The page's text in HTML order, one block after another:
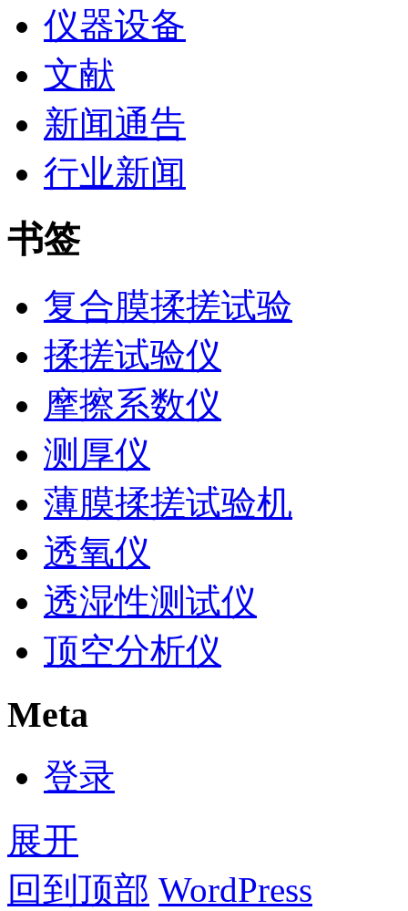
仪器设备
文献
新闻通告
行业新闻
书签
复合膜揉搓试验
揉搓试验仪
摩擦系数仪
测厚仪
薄膜揉搓试验机
透氧仪
透湿性测试仪
顶空分析仪
Meta
登录
展开
回到顶部 WordPress